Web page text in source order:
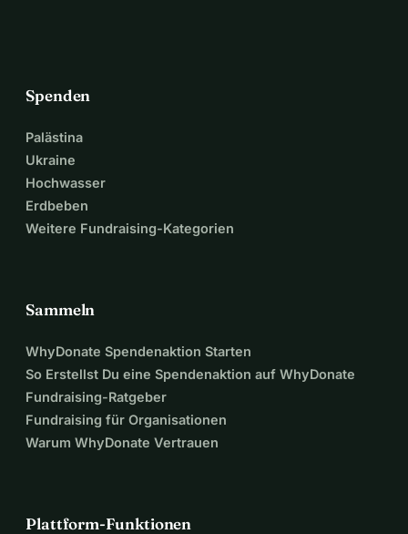
Spenden
Palästina
Ukraine
Hochwasser
Erdbeben
Weitere Fundraising-Kategorien
Sammeln
WhyDonate Spendenaktion Starten
So Erstellst Du eine Spendenaktion auf WhyDonate
Fundraising-Ratgeber
Fundraising für Organisationen
Warum WhyDonate Vertrauen
Plattform-Funktionen